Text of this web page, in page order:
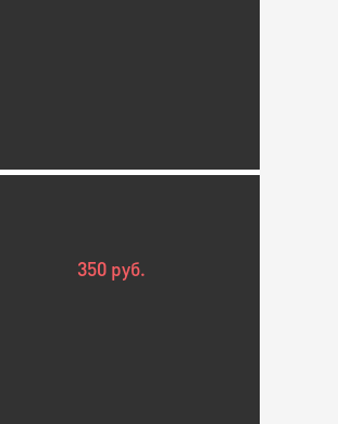
350 руб.